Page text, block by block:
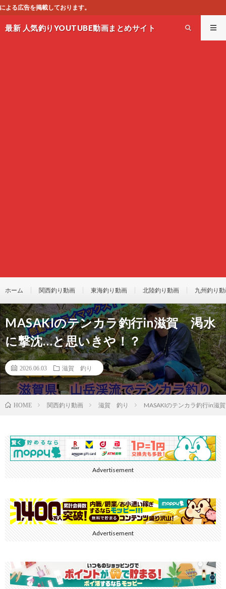
最新 人気釣りYOUTUBE動画まとめサイト
ホーム 関西釣り動画 東海釣り動画 北陸釣り動画 九州釣り
MASAKIのテンカラ釣行in滋賀 渇水
に撃沈…と思いきや！？
2026.06.03 滋賀 釣り
HOME 関西釣り動画 滋賀 釣り MASAKIのテンカラ釣行in滋
Advertisement
Advertisement